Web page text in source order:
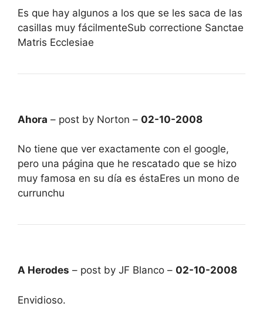
Es que hay algunos a los que se les saca de las
casillas muy fácilmenteSub correctione Sanctae
Matris Ecclesiae
Ahora – post by Norton – 02-10-2008
No tiene que ver exactamente con el google,
pero una página que he rescatado que se hizo
muy famosa en su día es éstaEres un mono de
currunchu
A Herodes – post by JF Blanco – 02-10-2008
Envidioso.